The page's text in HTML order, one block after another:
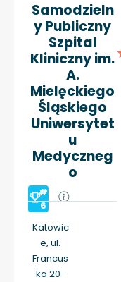
Samodzieln
y Publiczny
Szpital
Kliniczny im.
A.
Mielęckiego
Śląskiego
Uniwersytet
u
Medyczneg
o
#
6
Katowic
e, ul.
Francus
ka 20-